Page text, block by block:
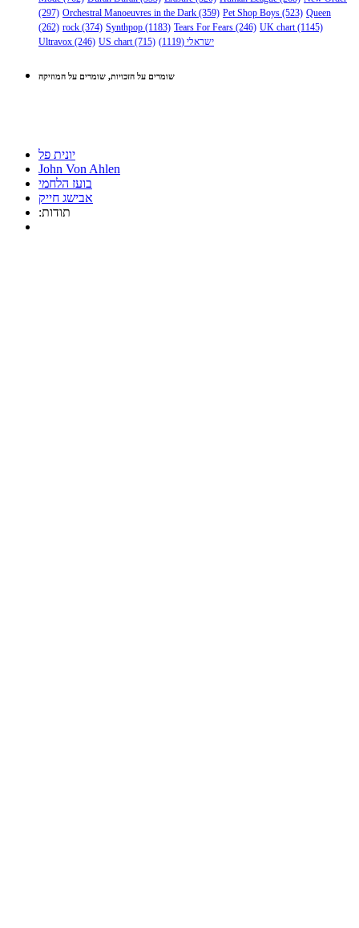
(297) Orchestral Manoeuvres in the Dark (359) Pet Shop Boys (523) Queen
(262) rock (374) Synthpop (1183) Tears For Fears (246) UK chart(1145)
Ultravox (246) US chart(715) ישראלי (1119)
שומרים על הזכויות, שומרים על המוזיקה
יונית פל
John Von Ahlen
בועז הלחמי
אבישג חייק
:תודות